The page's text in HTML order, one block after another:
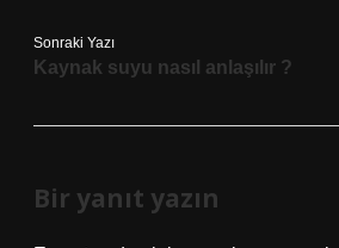
Sonraki Yazı
Kaynak suyu nasıl anlaşılır ?
Bir yanıt yazın